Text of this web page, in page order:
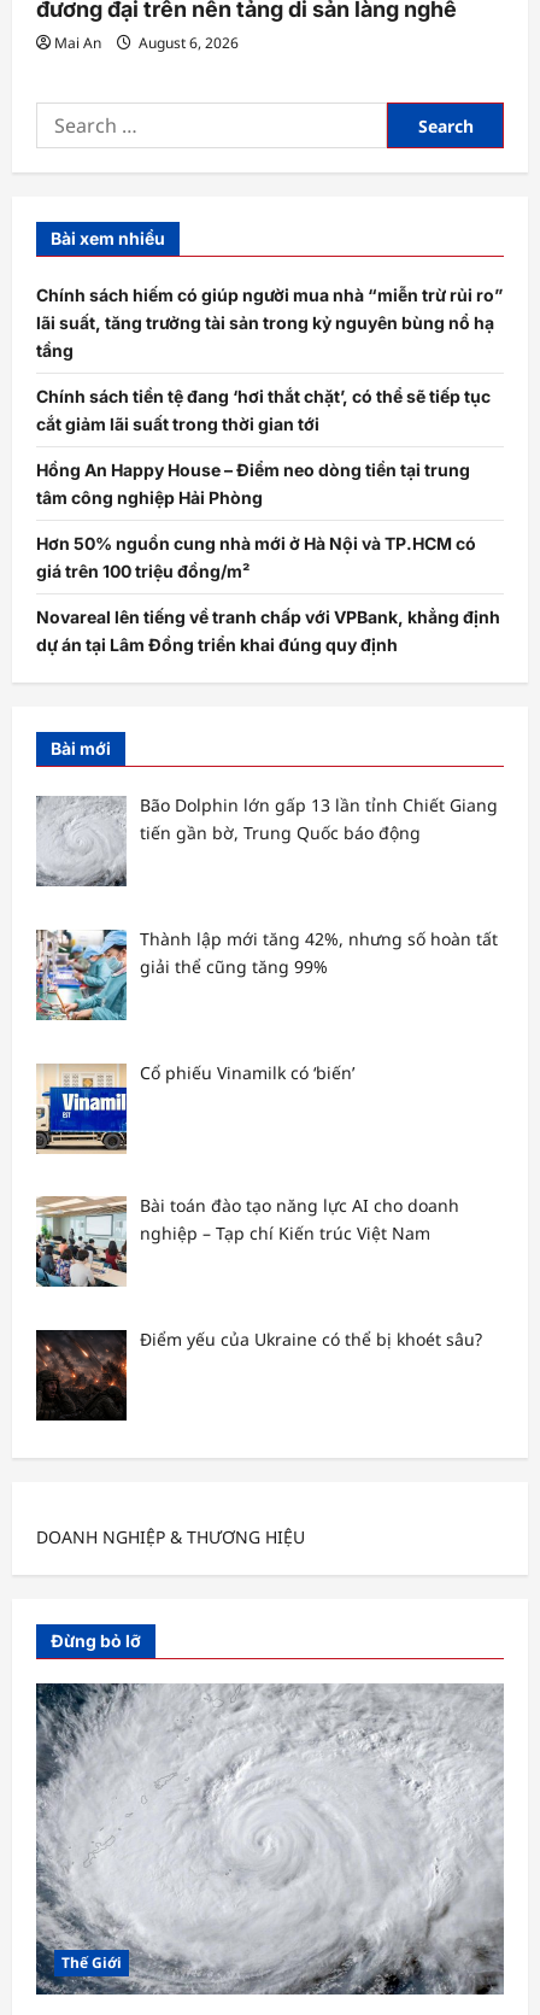
đương đại trên nền tảng di sản làng nghề
Mai An August 6, 2026
Search
for:
Bài xem nhiều
Chính sách hiếm có giúp người mua nhà “miễn trừ rủi ro”
lãi suất, tăng trưởng tài sản trong kỷ nguyên bùng nổ hạ
tầng
Chính sách tiền tệ đang ‘hơi thắt chặt’, có thể sẽ tiếp tục
cắt giảm lãi suất trong thời gian tới
Hồng An Happy House – Điểm neo dòng tiền tại trung
tâm công nghiệp Hải Phòng
Hơn 50% nguồn cung nhà mới ở Hà Nội và TP.HCM có
giá trên 100 triệu đồng/m²
Novareal lên tiếng về tranh chấp với VPBank, khẳng định
dự án tại Lâm Đồng triển khai đúng quy định
Bài mới
Bão Dolphin lớn gấp 13 lần tỉnh Chiết Giang
tiến gần bờ, Trung Quốc báo động
Thành lập mới tăng 42%, nhưng số hoàn tất
giải thể cũng tăng 99%
Cổ phiếu Vinamilk có ‘biến’
Bài toán đào tạo năng lực AI cho doanh
nghiệp – Tạp chí Kiến trúc Việt Nam
Điểm yếu của Ukraine có thể bị khoét sâu?
DOANH NGHIỆP & THƯƠNG HIỆU
Đừng bỏ lỡ
Thế Giới